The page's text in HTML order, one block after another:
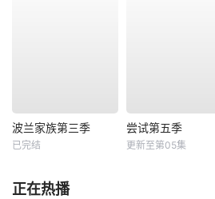
波兰家族第三季
已完结
尝试第五季
更新至第05集
正在热播